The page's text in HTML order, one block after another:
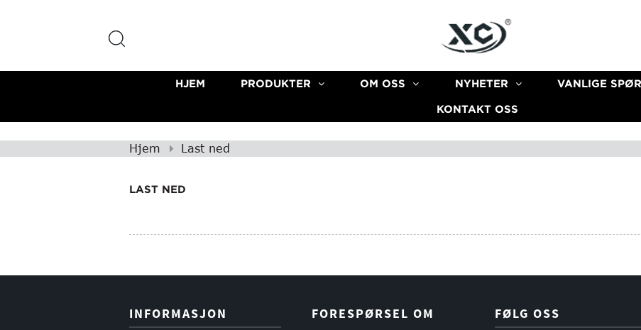
HJEM PRODUKTER OM OSS NYHETER VANLIGE
KONTAKT OSS
Hjem Last ned
LAST NED
INFORMASJON
FORESPØRSEL OM
FØLG OSS